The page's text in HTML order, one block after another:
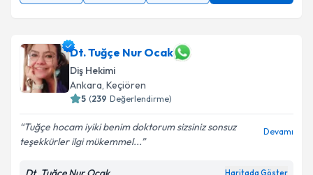
Dt. Tuğçe Nur Ocak
Diş Hekimi
Ankara, Keçiören
5 (239 Değerlendirme)
Tuğçe hocam iyiki benim doktorum sizsiniz sonsuz
teşekkürler ilgi mükemmel...
Devamı
Haritada Göster